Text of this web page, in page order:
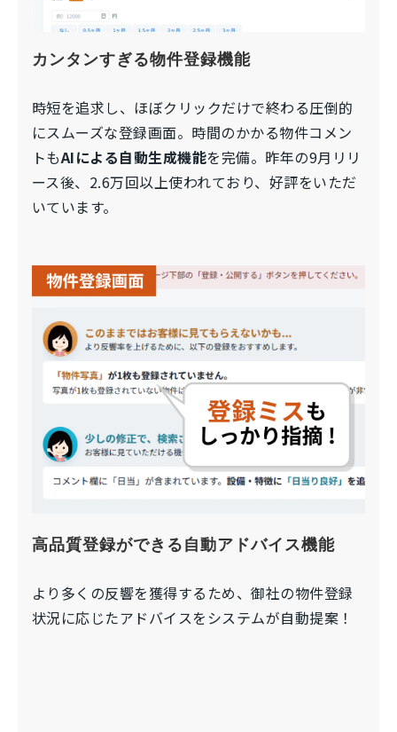
カンタンすぎる物件登録機能
時短を追求し、ほぼクリックだけで終わる圧倒的
にスムーズな登録画面。時間のかかる物件コメン
トもAIによる自動生成機能を完備。昨年の9月リリ
ース後、2.6万回以上使われており、好評をいただ
いています。
高品質登録ができる自動アドバイス機能
より多くの反響を獲得するため、御社の物件登録
状況に応じたアドバイスをシステムが自動提案！